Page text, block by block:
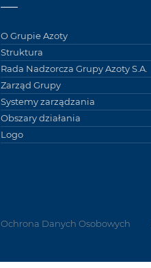
O Grupie Azoty
Struktura
Rada Nadzorcza Grupy Azoty S.A.
Zarząd Grupy
Systemy zarządzania
Obszary działania
Logo
Ochrona Danych Osobowych